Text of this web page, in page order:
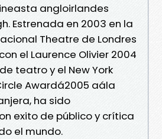
angloirlandes
Estrenada en 2003 en la
Theatre de Londres
el Laurence Olivier 2004
teatro y el New York
Awardá2005 aála
ha sido
exito de público y crítica
el mundo.